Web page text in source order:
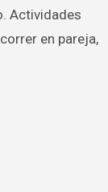
Actividades
en pareja,